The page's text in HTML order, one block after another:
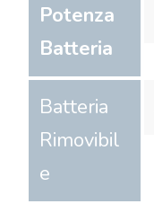
Potenza
Batteria
Batteria
Rimovibil
e